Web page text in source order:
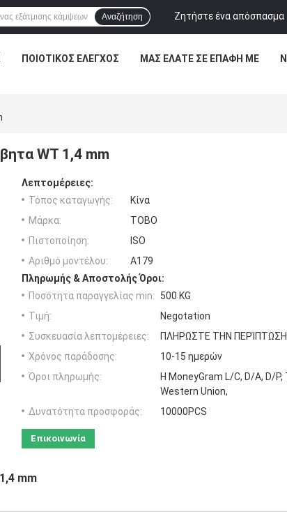
Ζητήστε ένα απόσπασμα
Αναζήτηση
ΠΟΙΟΤΙΚΌΣ ΈΛΕΓΧΟΣ ΜΑΣ ΕΛΆΤΕ ΣΕ ΕΠΑΦΉ ΜΕ
WT 1,4 mm
Λεπτομέρειες:
Τόπος καταγωγής:
Κίνα
Μάρκα:
TOBO
Πιστοποίηση:
ISO
Αριθμό μοντέλου:
A179
Πληρωμής & Αποστολής Όροι:
Ποσότητα παραγγελίας min:
500 KG
Τιμή:
Negotation
Συσκευασία λεπτομέρειες:
ΠΛΗΡΩΣΤΕ ΤΗΝ ΠΕΡΊΠΤΩΣΗ
Χρόνος παράδοσης:
10-15 ημερών
Όροι πληρωμής:
Η MoneyGram L/C, D/A, D/P,
Western Union,
Δυνατότητα προσφοράς:
10000PCS
Επικοινωνία
mm